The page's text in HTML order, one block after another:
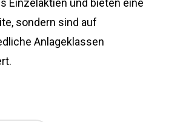
Einzelaktien und bieten eine
sondern sind auf
Anlageklassen